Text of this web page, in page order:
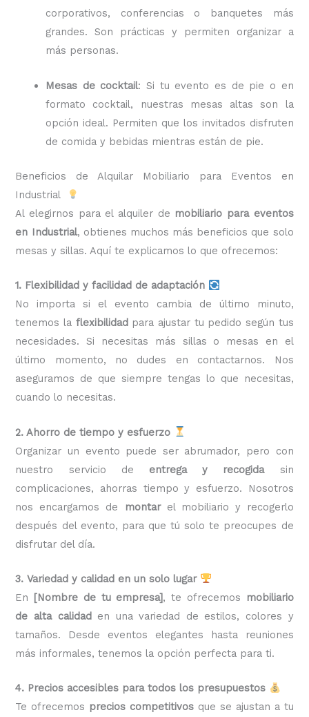
corporativos, conferencias o banquetes más
grandes. Son prácticas y permiten organizar a
más personas.
Mesas de cocktail: Si tu evento es de pie o en
formato cocktail, nuestras mesas altas son la
opción ideal. Permiten que los invitados disfruten
de comida y bebidas mientras están de pie.
Beneficios de Alquilar Mobiliario para Eventos en
Industrial
Al elegirnos para el alquiler de mobiliario para eventos
en Industrial, obtienes muchos más beneficios que solo
mesas y sillas. Aquí te explicamos lo que ofrecemos:
1. Flexibilidad y facilidad de adaptación
No importa si el evento cambia de último minuto,
tenemos la flexibilidadpara ajustar tu pedido según tus
necesidades. Si necesitas más sillas o mesas en el
último momento, no dudes en contactarnos. Nos
aseguramos de que siempre tengas lo que necesitas,
cuando lo necesitas.
2. Ahorro de tiempo y esfuerzo
Organizar un evento puede ser abrumador, pero con
nuestro servicio de entrega y recogidasin
complicaciones, ahorras tiempo y esfuerzo. Nosotros
nos encargamos de
montarel mobiliario y recogerlo
después del evento, para que tú solo te preocupes de
disfrutar del día.
3. Variedad y calidad en un solo lugar
En [Nombre de tu empresa], te ofrecemos
mobiliario
de alta calidaden una variedad de estilos, colores y
tamaños. Desde eventos elegantes hasta reuniones
más informales, tenemos la opción perfecta para ti.
4. Precios accesibles para todos los presupuestos
Te ofrecemos precios competitivos que se ajustan a tu